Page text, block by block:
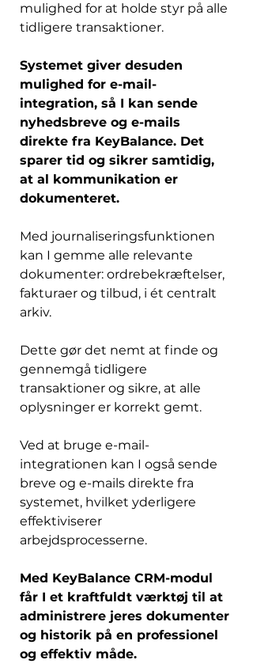
mulighed for at holde styr på alle
tidligere transaktioner.
Systemet giver desuden
mulighed for e-mail-
integration, så I kan sende
nyhedsbreve og e-mails
direkte fra KeyBalance. Det
sparer tid og sikrer samtidig,
at al kommunikation er
dokumenteret.
Med journaliseringsfunktionen
kan I gemme alle relevante
dokumenter: ordrebekræftelser,
fakturaer og tilbud, i ét centralt
arkiv.
Dette gør det nemt at finde og
gennemgå tidligere
transaktioner og sikre, at alle
oplysninger er korrekt gemt.
Ved at bruge e-mail-
integrationen kan I også sende
breve og e-mails direkte fra
systemet, hvilket yderligere
effektiviserer
arbejdsprocesserne.
Med KeyBalance CRM-modul
får I et kraftfuldt værktøj til at
administrere jeres dokumenter
og historik på en professionel
og effektiv måde.